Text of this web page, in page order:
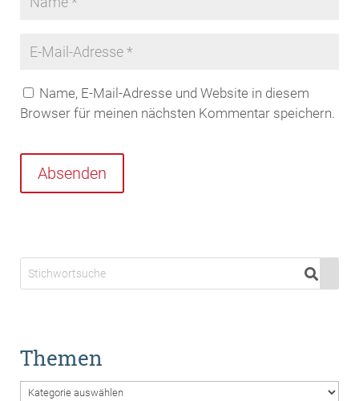
Name, E-Mail-Adresse und Website in diesem
Browser für meinen nächsten Kommentar speichern.
Absenden
Themen
Themen